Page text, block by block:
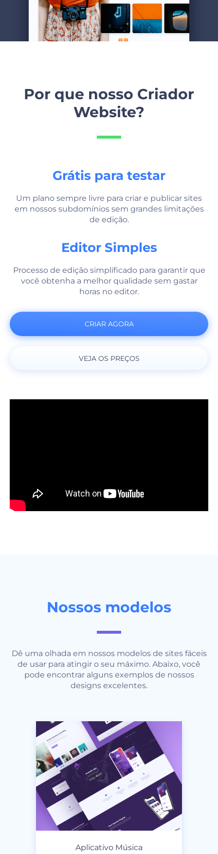
Por que nosso Criador
Website?
Grátis para testar
Um plano sempre livre para criar e publicar sites
em nossos subdomínios sem grandes limitações
de edição.
Editor Simples
Processo de edição simplificado para garantir que
você obtenha a melhor qualidade sem gastar
horas no editor.
CRIAR AGORA
VEJA OS PREÇOS
Nossos modelos
Dê uma olhada em nossos modelos de sites fáceis
de usar para atingir o seu máximo. Abaixo, você
pode encontrar alguns exemplos de nossos
designs excelentes.
Aplicativo Música